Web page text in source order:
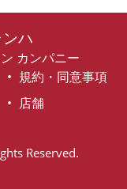
ハ
カンパニー
規約・同意事項
店舗
Reserved.